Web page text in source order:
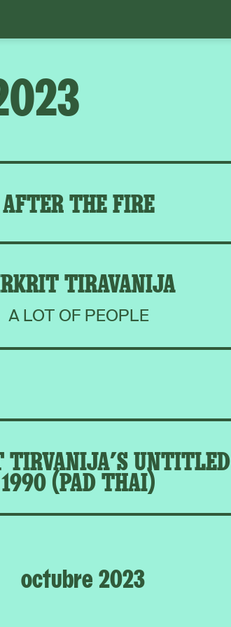
AFTER THE FIRE
TIRAVANIJA
A LOT OF PEOPLE
TIRVANIJA’S UNTITLED
1990 (PAD THAI)
octubre 2023